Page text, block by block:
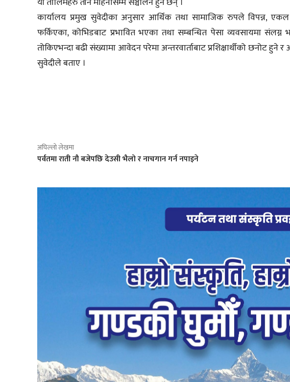
कार्यालय प्रमुख सुवेदीका अनुसार आर्थिक तथा सामाजिक रुपले विपन्न, एकल
फर्किएका, कोभिडबाट प्रभावित भएका तथा सम्बन्धित पेसा व्यवसायमा संलग्न
तोकिएभन्दा बढी संख्यामा आवेदन परेमा अन्तरवार्ताबाट प्रशिक्षार्थीको छनोट हुने र
सुवेदीले बताए ।
अघिल्लो लेखमा
पर्वतमा राती नौ बजेपछि देउसी भैलो र नाचगान गर्न नपाइने